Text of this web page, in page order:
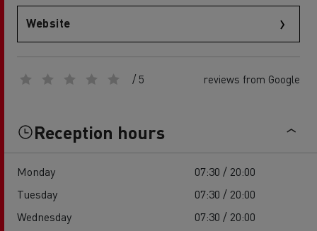
Website
/ 5 reviews from Google
Reception hours
Monday
07:30 / 20:00
Tuesday
07:30 / 20:00
Wednesday
07:30 / 20:00